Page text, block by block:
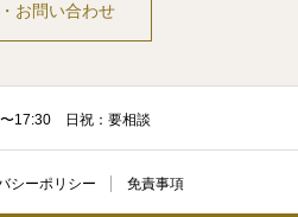
お問い合わせ
〜17:30 日祝：要相談
シーポリシー 免責事項